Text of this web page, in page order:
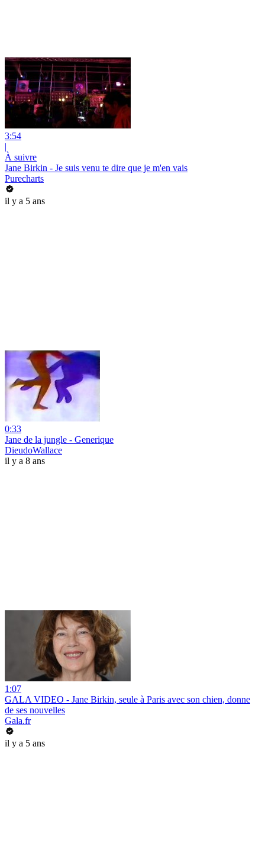
3:54
|
À suivre
Jane Birkin - Je suis venu te dire que je m'en vais
Purecharts
il y a 5 ans
0:33
Jane de la jungle - Generique
DieudoWallace
il y a 8 ans
1:07
GALA VIDEO - Jane Birkin, seule à Paris avec son chien, donne
de ses nouvelles
Gala.fr
il y a 5 ans